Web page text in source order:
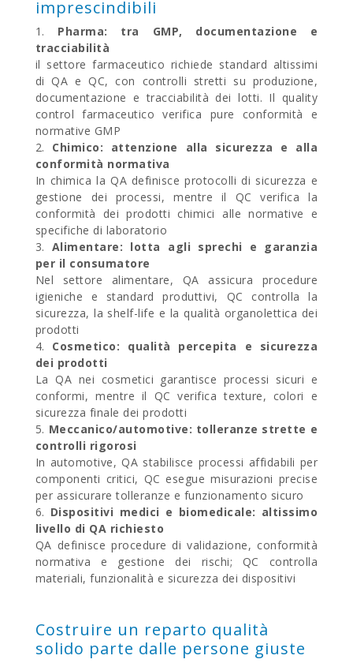
imprescindibili
Pharma: tra GMP, documentazione e
tracciabilità
il settore farmaceutico richiede standard altissimi
di QA e QC, con controlli stretti su produzione,
documentazione e tracciabilità dei lotti. Il quality
control farmaceutico verifica pure conformità e
normative GMP
Chimico: attenzione alla sicurezza e alla
conformità normativa
In chimica la QA definisce protocolli di sicurezza e
gestione dei processi, mentre il QC verifica la
conformità dei prodotti chimici alle normative e
specifiche di laboratorio
Alimentare: lotta agli sprechi e garanzia
per il consumatore
Nel settore alimentare, QA assicura procedure
igieniche e standard produttivi, QC controlla la
sicurezza, la shelf-life e la qualità organolettica dei
prodotti
Cosmetico: qualità percepita e sicurezza
dei prodotti
La QA nei cosmetici garantisce processi sicuri e
conformi, mentre il QC verifica texture, colori e
sicurezza finale dei prodotti
Meccanico/automotive: tolleranze strette e
controlli rigorosi
In automotive, QA stabilisce processi affidabili per
componenti critici, QC esegue misurazioni precise
per assicurare tolleranze e funzionamento sicuro
Dispositivi medici e biomedicale: altissimo
livello di QA richiesto
QA definisce procedure di validazione, conformità
normativa e gestione dei rischi; QC controlla
materiali, funzionalità e sicurezza dei dispositivi
Costruire un reparto qualità
solido parte dalle persone giuste